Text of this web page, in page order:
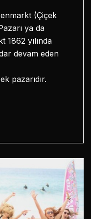
(Çiçek
ya da
1862 yılında
devam eden
pazarıdır.